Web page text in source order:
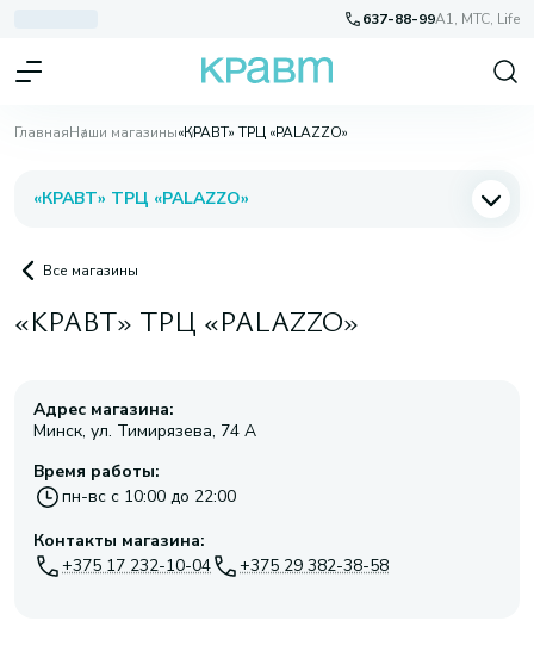
637-88-99A1, МТС, Life
ГлавнаяНаши магазины«КРАВТ» ТРЦ «PALAZZO»
«КРАВТ» ТРЦ «PALAZZO»
Все магазины
«КРАВТ» ТРЦ «PALAZZO»
Адрес магазина:
Минск, ул. Тимирязева, 74 А
Время работы:
пн-вс с 10:00 до 22:00
Контакты магазина:
+375 17 232-10-04
+375 29 382-38-58